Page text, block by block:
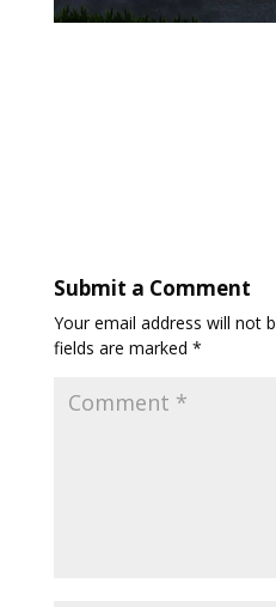
Submit a Comment
Your email address will not
fields are marked *